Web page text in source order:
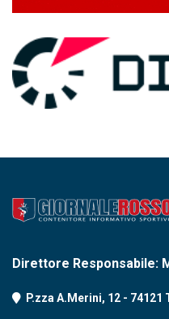
Direttore Responsabile:
P.zza A.Merini, 12 - 74121